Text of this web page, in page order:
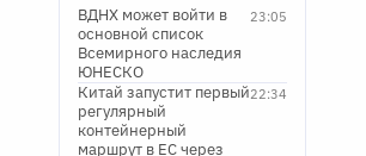
23:05
ВДНХ может войти в
основной список
Всемирного наследия
ЮНЕСКО
22:34
Китай запустит первый
регулярный
контейнерный
маршрут в ЕС через